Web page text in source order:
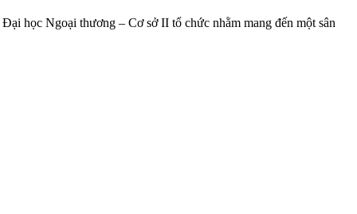
học Ngoại thương – Cơ sở II tổ chức nhằm mang đến một sân